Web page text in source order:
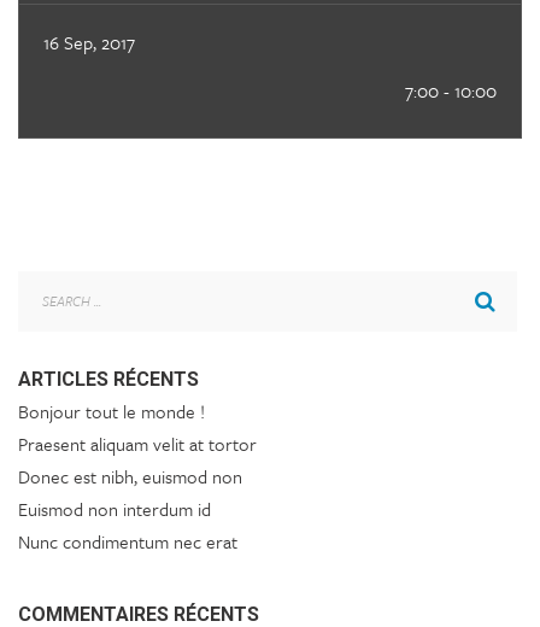
16 Sep, 2017
7:00 - 10:00
ARTICLES RÉCENTS
Bonjour tout le monde !
Praesent aliquam velit at tortor
Donec est nibh, euismod non
Euismod non interdum id
Nunc condimentum nec erat
COMMENTAIRES RÉCENTS